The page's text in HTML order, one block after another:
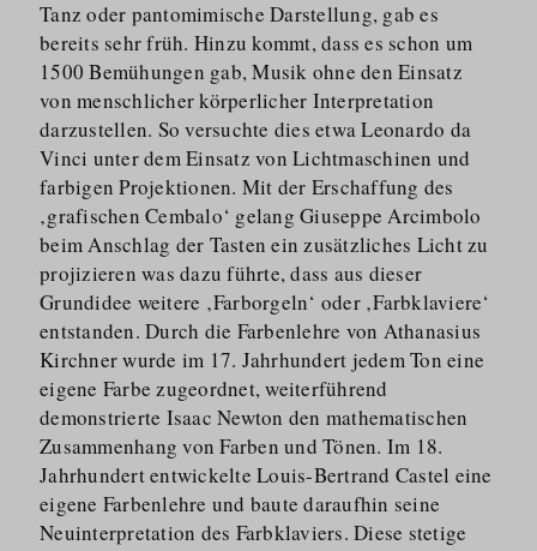
Tanz oder pantomimische Darstellung, gab es
bereits sehr früh. Hinzu kommt, dass es schon um
1500 Bemühungen gab, Musik ohne den Einsatz
von menschlicher körperlicher Interpretation
darzustellen. So versuchte dies etwa Leonardo da
Vinci unter dem Einsatz von Lichtmaschinen und
farbigen Projektionen. Mit der Erschaffung des
‚grafischen Cembalo‘ gelang Giuseppe Arcimbolo
beim Anschlag der Tasten ein zusätzliches Licht zu
projizieren was dazu führte, dass aus dieser
Grundidee weitere ‚Farborgeln‘ oder ‚Farbklaviere‘
entstanden. Durch die Farbenlehre von Athanasius
Kirchner wurde im 17. Jahrhundert jedem Ton eine
eigene Farbe zugeordnet, weiterführend
demonstrierte Isaac Newton den mathematischen
Zusammenhang von Farben und Tönen. Im 18.
Jahrhundert entwickelte Louis-Bertrand Castel eine
eigene Farbenlehre und baute daraufhin seine
Neuinter­pretation des Farbklaviers. Diese stetige